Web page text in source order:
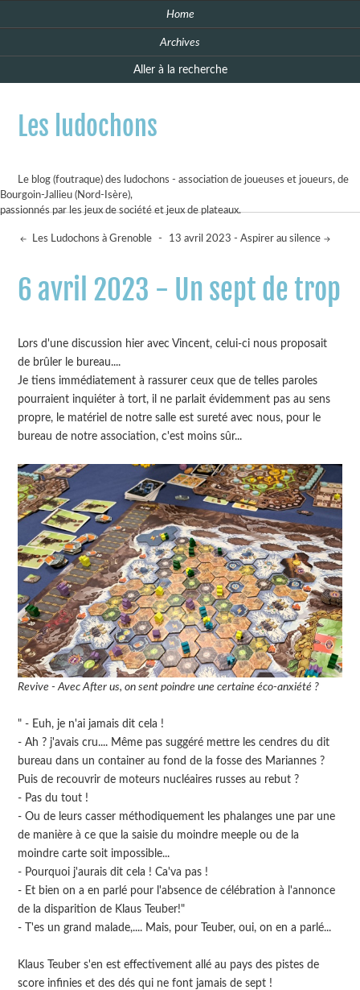
Home
Archives
Aller à la recherche
Les ludochons
Le blog (foutraque) des ludochons - association de joueuses et joueurs, de
Bourgoin-Jallieu (Nord-Isère),
passionnés par les jeux de société et jeux de plateaux.
Les Ludochons à Grenoble - 13 avril 2023 - Aspirer au silence
6 avril 2023 - Un sept de trop
Lors d'une discussion hier avec Vincent, celui-ci nous proposait
de brûler le bureau....
Je tiens immédiatement à rassurer ceux que de telles paroles
pourraient inquiéter à tort, il ne parlait évidemment pas au sens
propre, le matériel de notre salle est sureté avec nous, pour le
bureau de notre association, c'est moins sûr...
Revive - Avec After us, on sent poindre une certaine éco-anxiété ?
" - Euh, je n'ai jamais dit cela !
- Ah ? j'avais cru.... Même pas suggéré mettre les cendres du dit
bureau dans un container au fond de la fosse des Mariannes ?
Puis de recouvrir de moteurs nucléaires russes au rebut ?
- Pas du tout !
- Ou de leurs casser méthodiquement les phalanges une par une
de manière à ce que la saisie du moindre meeple ou de la
moindre carte soit impossible...
- Pourquoi j'aurais dit cela ! Ca'va pas !
- Et bien on a en parlé pour l'absence de célébration à l'annonce
de la disparition de Klaus Teuber!"
- T'es un grand malade,.... Mais, pour Teuber, oui, on en a parlé...
Klaus Teuber s'en est effectivement allé au pays des pistes de
score infinies et des dés qui ne font jamais de sept !